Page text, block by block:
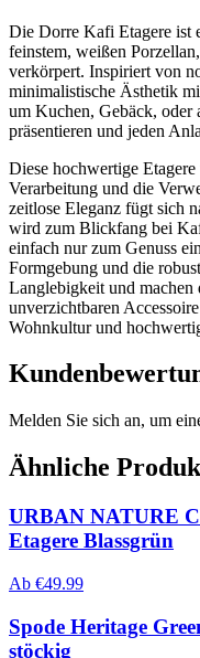
Die Dorre Kafi Etagere ist
feinstem, weißen
verkörpert. Inspiriert von
minimalistische Ästhetik
um Kuchen, Gebäck, oder
präsentieren und jeden
Diese hochwertige
Verarbeitung und die
zeitlose Eleganz fügt sich
wird zum Blickfang bei
einfach nur zum Genuss
Formgebung und die
Langlebigkeit und
unverzichtbaren
Wohnkultur und
Melden Sie sich an, um
Ähnliche
URBAN NATURE
Etagere Blassgrün
Ab €49.99
Spode Heritage
stöckig